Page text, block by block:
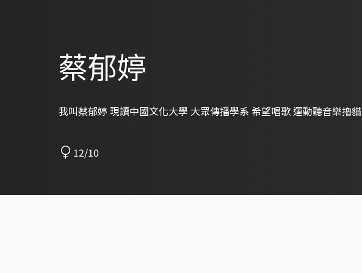
蔡郁婷
我叫蔡郁婷 現讀中國文化大學 大眾傳播學系 希望唱歌 運動聽音樂擼貓
12/10